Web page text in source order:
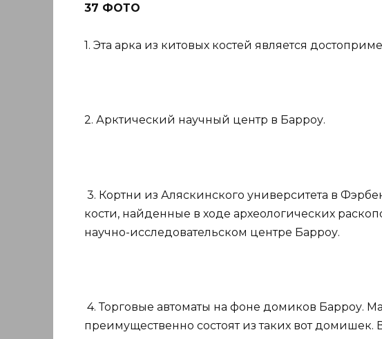
37 ФОТО
1. Эта арка из китовых костей является
2. Арктический научный центр в Барроу.
3. Кортни из Аляскинского университета в
кости, найденные в ходе археологических
научно-исследовательском центре Барроу.
4. Торговые автоматы на фоне домиков Барроу.
преимущественно состоят из таких вот